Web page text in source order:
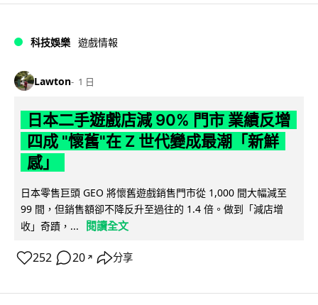
科技娛樂 遊戲情報
Lawton 1 日
日本二手遊戲店減 90% 門市 業績反增
四成 "懷舊"在 Z 世代變成最潮「新鮮
感」
日本零售巨頭 GEO 將懷舊遊戲銷售門市從 1,000 間大幅減至
99 間，但銷售額卻不降反升至過往的 1.4 倍。做到「減店增
收」奇蹟，...
閱讀全文
252 20 ↗ 分享